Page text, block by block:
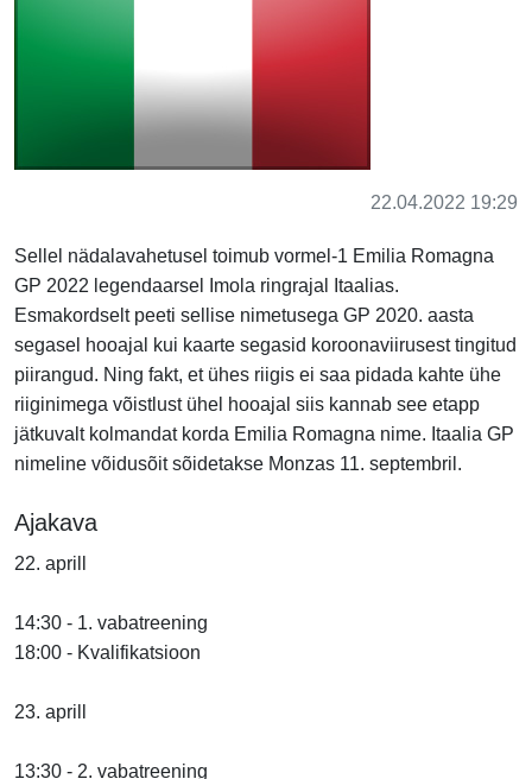
22.04.2022 19:29
Sellel nädalavahetusel toimub vormel-1 Emilia Romagna
GP 2022 legendaarsel Imola ringrajal Itaalias.
Esmakordselt peeti sellise nimetusega GP 2020. aasta
segasel hooajal kui kaarte segasid koroonaviirusest tingitud
piirangud. Ning fakt, et ühes riigis ei saa pidada kahte ühe
riiginimega võistlust ühel hooajal siis kannab see etapp
jätkuvalt kolmandat korda Emilia Romagna nime. Itaalia GP
nimeline võidusõit sõidetakse Monzas 11. septembril.
Ajakava
22. aprill
14:30 - 1. vabatreening
18:00 - Kvalifikatsioon
23. aprill
13:30 - 2. vabatreening